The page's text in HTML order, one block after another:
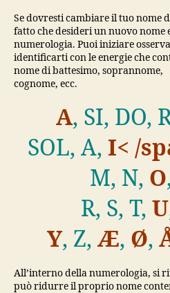
Se dovresti cambiare il tuo nome
fatto che desideri un nuovo nome
numerologia. Puoi iniziare
identificarti con le energie che
nome di battesimo, soprannome,
cognome, ecc.
A, SI, DO,
SOL, A, I< /
M, N, O
R, S, T, U
Y, Z, Æ, Ø,
All’interno della numerologia, si
può ridurre il proprio nome